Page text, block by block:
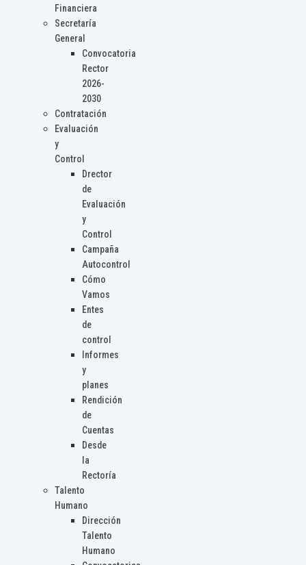
Financiera
Secretaría
General
Convocatoria
Rector
2026-
2030
Contratación
Evaluación
y
Control
Drector
de
Evaluación
y
Control
Campaña
Autocontrol
Cómo
Vamos
Entes
de
control
Informes
y
planes
Rendición
de
Cuentas
Desde
la
Rectoría
Talento
Humano
Dirección
Talento
Humano